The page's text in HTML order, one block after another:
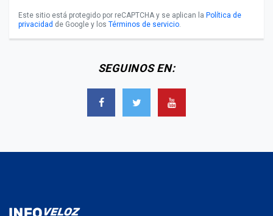
Este sitio está protegido por reCAPTCHA y se aplican la Política de
privacidad de Google y los Términos de servicio.
SEGUINOS EN: